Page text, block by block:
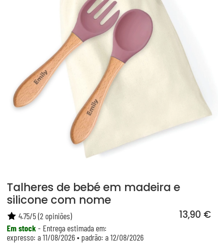
Talheres de bebé em madeira e
silicone com nome
13,90 €
Em stock- Entrega estimada em:
expresso: a 11/08/2026 • padrão: a 12/08/2026
4.75/5(2opiniões)